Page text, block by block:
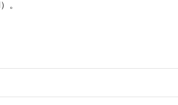
。